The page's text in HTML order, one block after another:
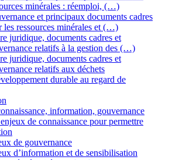
minérales : réemploi, (…)
et principaux documents cadres
les ressources minérales et (…)
juridique, documents cadres et
relatifs à la gestion des (…)
juridique, documents cadres et
relatifs aux déchets
durable au regard de
information, gouvernance
de connaissance pour permettre
de gouvernance
d’information et de sensibilisation